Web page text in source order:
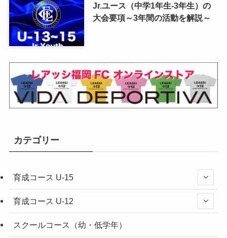
Jr.ユース（中学1年生-3年生）の
大会要項～3年間の活動を解説～
カテゴリー
育成コース U-15
育成コース U-12
スクールコース（幼・低学年）